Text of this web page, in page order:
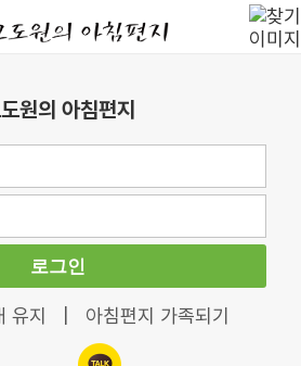
원의 아침편지
로그인
유지 아침편지 가족되기